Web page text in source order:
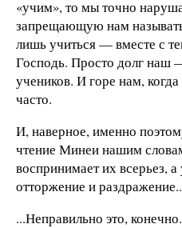
«учим», то мы точно
запрещающую нам
лишь учиться — вместе с
Господь. Просто долг наш
учеников. И горе нам,
часто.
И, наверное, именно
чтение Минеи нашим
воспринимает их всерьез,
отторжение и
...Неправильно это,